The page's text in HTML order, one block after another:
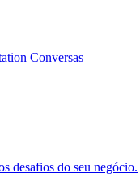
Conversas
desafios do seu negócio.